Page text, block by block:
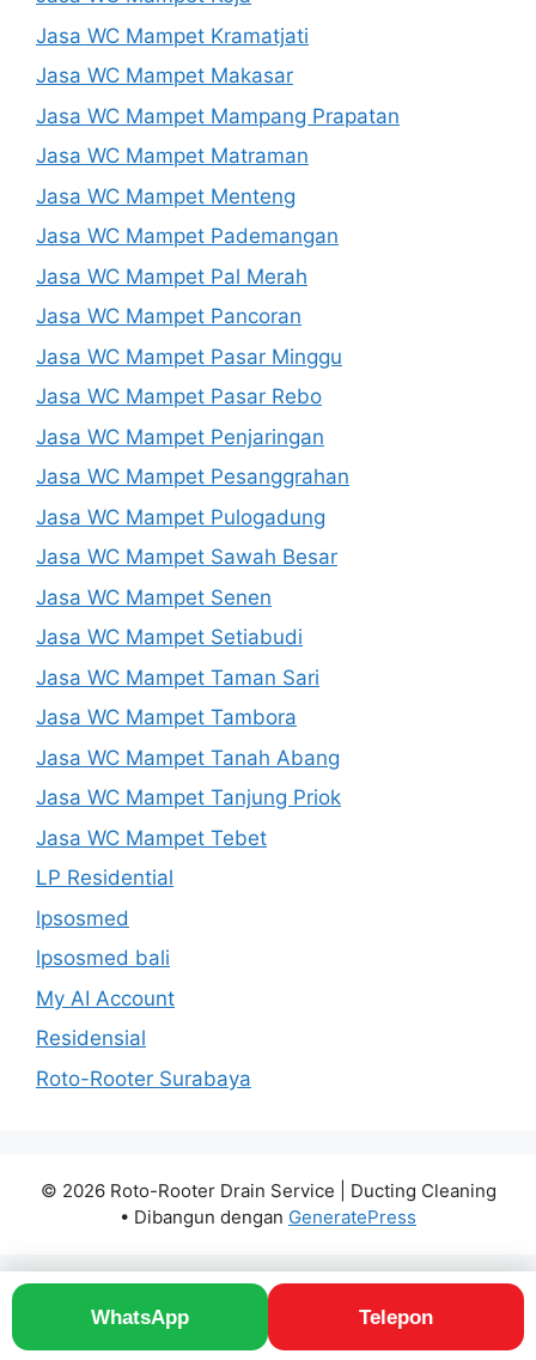
WhatsApp Telepon
Jasa WC Mampet Kramatjati
Jasa WC Mampet Makasar
Jasa WC Mampet Mampang Prapatan
Jasa WC Mampet Matraman
Jasa WC Mampet Menteng
Jasa WC Mampet Pademangan
Jasa WC Mampet Pal Merah
Jasa WC Mampet Pancoran
Jasa WC Mampet Pasar Minggu
Jasa WC Mampet Pasar Rebo
Jasa WC Mampet Penjaringan
Jasa WC Mampet Pesanggrahan
Jasa WC Mampet Pulogadung
Jasa WC Mampet Sawah Besar
Jasa WC Mampet Senen
Jasa WC Mampet Setiabudi
Jasa WC Mampet Taman Sari
Jasa WC Mampet Tambora
Jasa WC Mampet Tanah Abang
Jasa WC Mampet Tanjung Priok
Jasa WC Mampet Tebet
LP Residential
lpsosmed
lpsosmed bali
My AI Account
Residensial
Roto-Rooter Surabaya
© 2026 Roto-Rooter Drain Service | Ducting Cleaning
• Dibangun dengan GeneratePress